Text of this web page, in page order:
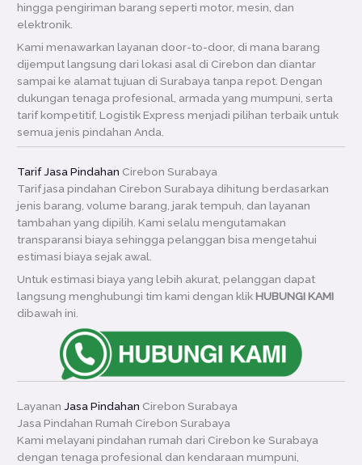
hingga pengiriman barang seperti motor, mesin, dan
elektronik.
Kami menawarkan layanan door-to-door, di mana barang
dijemput langsung dari lokasi asal di Cirebon dan diantar
sampai ke alamat tujuan di Surabaya tanpa repot. Dengan
dukungan tenaga profesional, armada yang mumpuni, serta
tarif kompetitif, Logistik Express menjadi pilihan terbaik untuk
semua jenis pindahan Anda.
Tarif Jasa Pindahan Cirebon Surabaya
Tarif jasa pindahan Cirebon Surabaya dihitung berdasarkan
jenis barang, volume barang, jarak tempuh, dan layanan
tambahan yang dipilih. Kami selalu mengutamakan
transparansi biaya sehingga pelanggan bisa mengetahui
estimasi biaya sejak awal.
Untuk estimasi biaya yang lebih akurat, pelanggan dapat
langsung menghubungi tim kami dengan klikHUBUNGI KAMI
dibawah ini.
LayananJasa Pindahan Cirebon Surabaya
Jasa Pindahan Rumah Cirebon Surabaya
Kami melayani pindahan rumah dari Cirebon ke Surabaya
dengan tenaga profesional dan kendaraan mumpuni,